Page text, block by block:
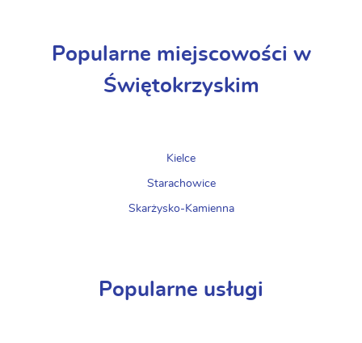
Popularne miejscowości w
Świętokrzyskim
Kielce
Starachowice
Skarżysko-Kamienna
Popularne usługi